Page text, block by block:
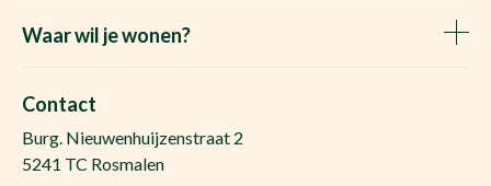
Het Waare Huis zoekt
Gratis woningwaarde
Vraag de kosten op
Waar wil je wonen?
Makelaar Den Bosch
Huis kopen Nuland
Huis kopen Berlicum
Contact
Burg. Nieuwenhuijzenstraat 2
5241 TC Rosmalen